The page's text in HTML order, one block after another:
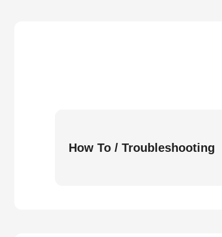
How To / Troubleshooting